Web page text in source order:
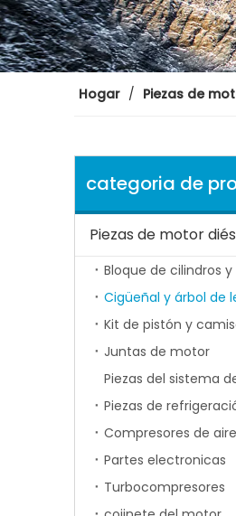
Hogar / Piezas de
categoria de
Piezas de motor
Bloque de cilindros
Cigüeñal y árbol de
Juntas de motor
Compresores de aire
Partes electronicas
Turbocompresores